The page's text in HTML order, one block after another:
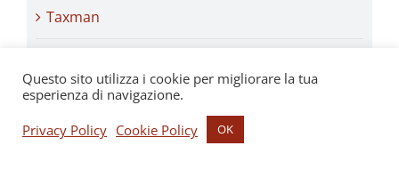
Taxman
There's A Place
Questo sito utilizza i cookie per migliorare la tua
esperienza di navigazione.
Privacy Policy Cookie Policy OK